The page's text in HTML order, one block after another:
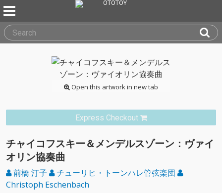
Open this artwork in new tab
Express Checkout
チャイコフスキー＆メンデルスゾーン：ヴァイ
オリン協奏曲
前橋 汀子
チューリヒ・トーンハレ管弦楽団
Christoph Eschenbach